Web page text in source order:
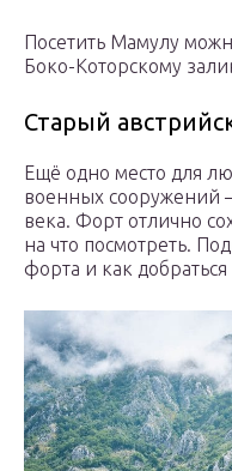
Посетить Мамулу
Боко-Которскому
Старый
Ещё одно место для
военных сооружений
века. Форт отлично
на что посмотреть.
форта и как